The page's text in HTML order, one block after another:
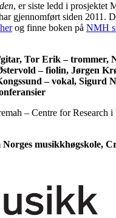
, er siste ledd i prosjektet
gjennomført siden 2011.
og finne boken på NMH
Tor Erik – trommer,
– fiolin, Jørgen
– vokal, Sigurd
– Centre for
musikkhøgskole,